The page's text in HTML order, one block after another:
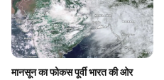
मानसून का फोकस पूर्वी भारत की ओर